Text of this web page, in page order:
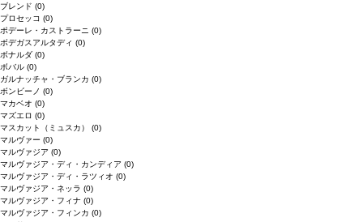
ブレンド (0)
プロセッコ (0)
ポデーレ・カストラーニ (0)
ボデガスアルタディ (0)
ボナルダ (0)
ボバル (0)
ガルナッチャ・ブランカ (0)
ボンビーノ (0)
マカベオ (0)
マズエロ (0)
マスカット（ミュスカ） (0)
マルヴァー (0)
マルヴァジア (0)
マルヴァジア・ディ・カンディア (0)
マルヴァジア・ディ・ラツィオ (0)
マルヴァジア・ネッラ (0)
マルヴァジア・フィナ (0)
マルヴァジア・フィンカ (0)